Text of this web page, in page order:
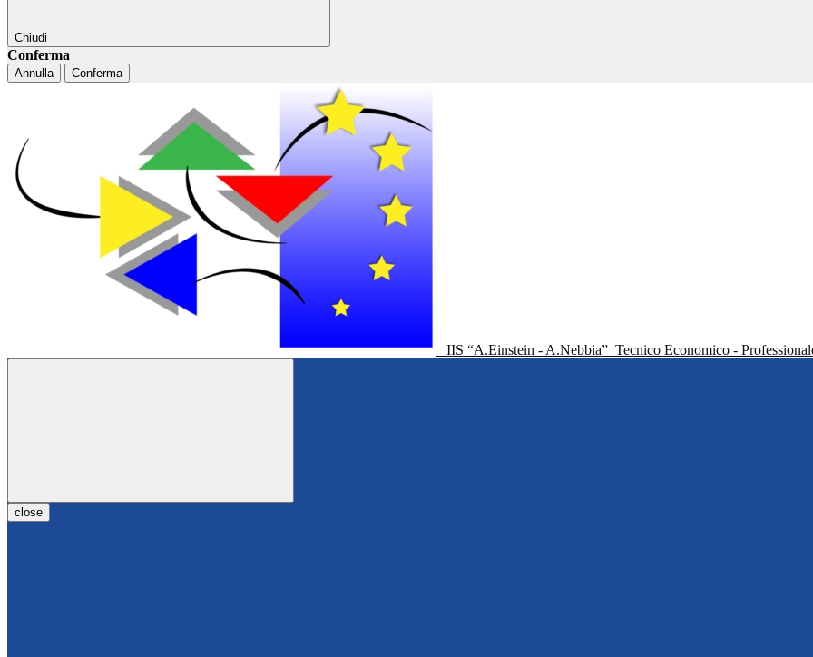
Chiudi
Conferma
Annulla Conferma
IIS “A.Einstein - A.Nebbia” Tecnico Economico -
close